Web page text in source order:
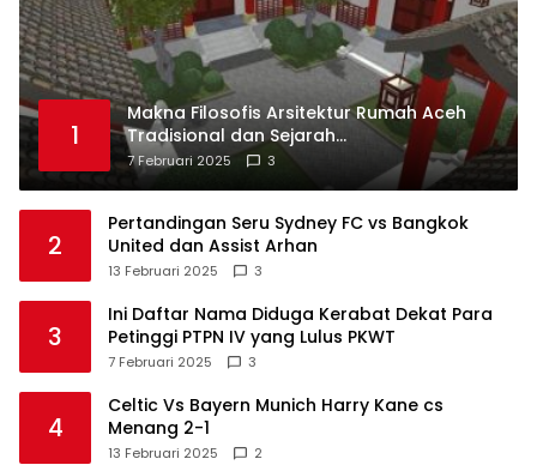
1
Makna Filosofis Arsitektur Rumah Aceh
Tradisional dan Sejarah
Perkembangannya
7 Februari 2025 3
2
Pertandingan Seru Sydney FC vs Bangkok
United dan Assist Arhan
13 Februari 2025 3
3
Ini Daftar Nama Diduga Kerabat Dekat Para
Petinggi PTPN IV yang Lulus PKWT
7 Februari 2025 3
4
Celtic Vs Bayern Munich Harry Kane cs
Menang 2-1
13 Februari 2025 2